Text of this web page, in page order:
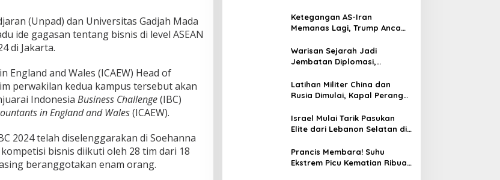
(Unpad) dan Universitas Gadjah Mada
ide gagasan tentang bisnis di level ASEAN
di Jakarta.
and Wales (ICAEW) Head of
perwakilan kedua kampus tersebut akan
Indonesia Business Challenge(IBC)
in England and Wales(ICAEW).
2024 telah diselenggarakan di Soehanna
bisnis diikuti oleh 28 tim dari 18
beranggotakan enam orang.
Ketegangan AS-Iran
Memanas Lagi, Trump Ancam
Warisan Sejarah Jadi
Jembatan Diplomasi,
Konservasi Prambanan
Latihan Militer China dan
Rusia Dimulai, Kapal Perang
Dikerahkan
Israel Mulai Tarik Pasukan
Elite dari Lebanon Selatan di
Hizbullah
Prancis Membara! Suhu
Ekstrem Picu Kematian Ribuan